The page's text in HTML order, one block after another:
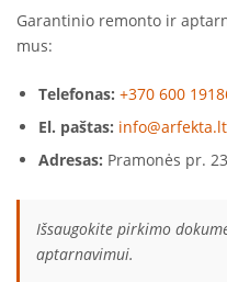
Garantinio remonto ir
mus:
Telefonas: +370 600
El. paštas: info@arfekta.lt
Adresas: Pramonės pr.
Išsaugokite pirkimo
aptarnavimui.